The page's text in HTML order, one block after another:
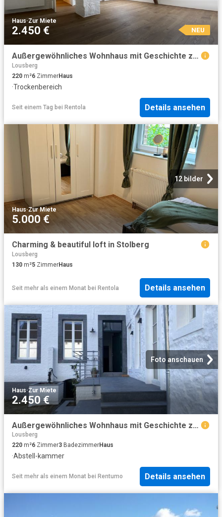
Haus·Zur Miete
2.450 € NEU
Außergewöhnliches Wohnhaus mit Geschichte zur Miete
Lousberg
220 m²6 ZimmerHaus
·Trockenbereich
Seit einem Tag bei Rentola Details ansehen
12 bilder
Haus·Zur Miete
5.000 €
Charming & beautiful loft in Stolberg
Lousberg
130 m²5 ZimmerHaus
Seit mehr als einem Monat bei Rentola Details ansehen
Foto anschauen
Haus·Zur Miete
2.450 €
Außergewöhnliches Wohnhaus mit Geschichte zur Miete
Lousberg
220 m²6 Zimmer3 BadezimmerHaus
·Abstell-kammer
Seit mehr als einem Monat bei Rentumo Details ansehen